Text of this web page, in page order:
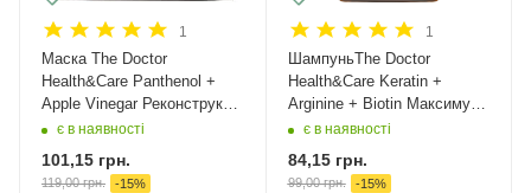
1
Маска The Doctor
Health&Care Panthenol +
Apple Vinegar Реконструкція
295 мл
є в наявності
101,15 грн.
119,00грн. -15%
1
ШампуньThe Doctor
Health&Care Keratin +
Arginine + Biotin Максимум
енергії 355 мл
є в наявності
84,15грн.
99,00грн. -15%